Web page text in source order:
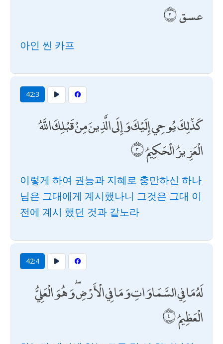
عسق
아인 씬 카프
42:3
كَذَٰلِكَ يُوحِي إِلَيْكَ وَإِلَى الَّذِينَ مِنْ قَبْلِكَ اللَّهُ
الْعَزِيزُ الْحَكِيمُ
이렇게 하여 권능과 지혜로 충만하신 하나
님은 그대에게 계시했나니 그것은 그대 이
전에 계시 했던 것과 같노라
42:4
لَهُ مَا فِي السَّمَاوَاتِ وَمَا فِي الْأَرْضِ ۖ وَهُوَ الْعَلِيُّ
الْعَظِيمُ